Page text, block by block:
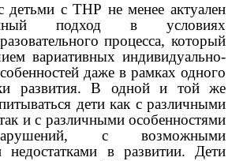
с ТНР не менее актуален
подход в условиях
процесса, который
вариативных индивидуально-
даже в рамках одного
развития. В одной и той же
дети как с различными
и с различными особенностями
с возможными
недостатками в развитии. Дети